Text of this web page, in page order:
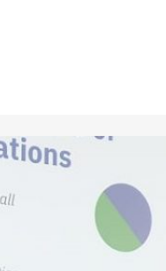
Zufall
LSB NRW, Neue
Forum des LSB NRW